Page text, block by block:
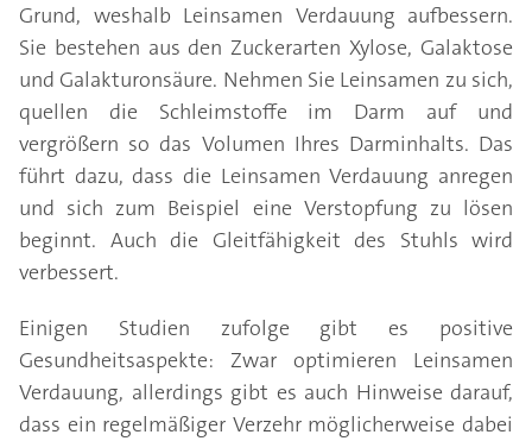
Grund, weshalb Leinsamen Verdauung aufbessern.
Sie bestehen aus den Zuckerarten Xylose, Galaktose
und Galakturonsäure. Nehmen Sie Leinsamen zu sich,
quellen die Schleimstoffe im Darm auf und
vergrößern so das Volumen Ihres Darminhalts. Das
führt dazu, dass die Leinsamen Verdauung anregen
und sich zum Beispiel eine Verstopfung zu lösen
beginnt. Auch die Gleitfähigkeit des Stuhls wird
verbessert.
Einigen Studien zufolge gibt es positive
Gesundheitsaspekte: Zwar optimieren Leinsamen
Verdauung, allerdings gibt es auch Hinweise darauf,
dass ein regelmäßiger Verzehr möglicherweise dabei